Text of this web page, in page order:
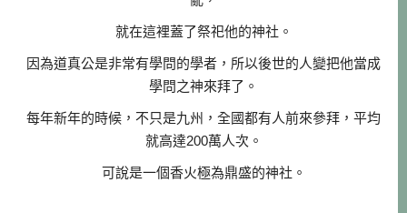
就在這裡蓋了祭祀他的神社。
因為道真公是非常有學問的學者，所以後世的人變把他當成
學問之神來拜了。
每年新年的時候，不只是九州，全國都有人前來參拜，平均
就高達200萬人次。
可說是一個香火極為鼎盛的神社。